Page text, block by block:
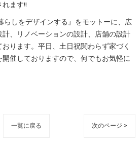
れます!!
らしをデザインする』をモットーに、広
、リノベーションの設計、店舗の設計
ります。平日、土日祝関わらず家づく
開催しておりますので、何でもお気軽に
一覧に戻る 次のページ >